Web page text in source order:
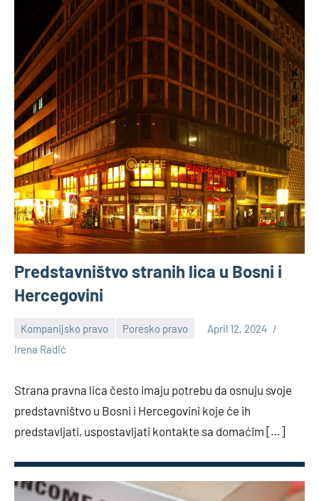
Predstavništvo stranih lica u Bosni i
Hercegovini
Kompanijsko pravo Poresko pravo
April 12, 2024
Irena Radić
1
Strana pravna lica često imaju potrebu da osnuju svoje
predstavništvo u Bosni i Hercegovini koje će ih
predstavljati, uspostavljati kontakte sa domaćim […]